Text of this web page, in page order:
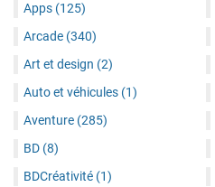
Apps (125)
Arcade (340)
Art et design (2)
Auto et véhicules (1)
Aventure (285)
BD (8)
BDCréativité (1)